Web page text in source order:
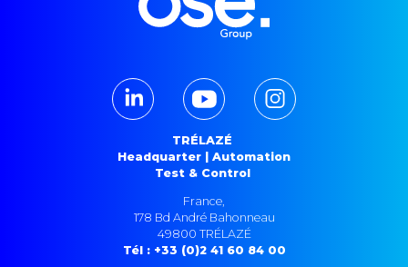
TRÉLAZÉ
Headquarter | Automation
Test & Control
France,
178 Bd André Bahonneau
49800 TRÉLAZÉ
Tél : +33 (0)2 41 60 84 00